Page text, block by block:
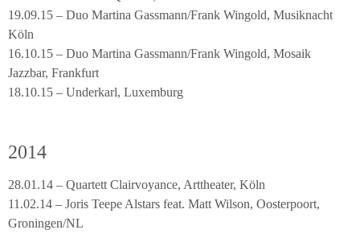
19.09.15 – Duo Martina Gassmann/Frank Wingold, Musiknacht
Köln
16.10.15 – Duo Martina Gassmann/Frank Wingold, Mosaik
Jazzbar, Frankfurt
18.10.15 – Underkarl, Luxemburg
2014
28.01.14 – Quartett Clairvoyance, Arttheater, Köln
11.02.14 – Joris Teepe Alstars feat. Matt Wilson, Oosterpoort,
Groningen/NL